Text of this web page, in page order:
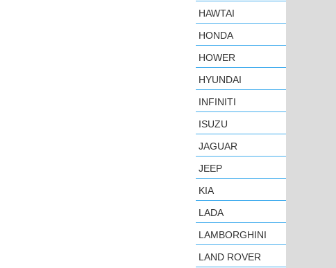
HAWTAI
HONDA
HOWER
HYUNDAI
INFINITI
ISUZU
JAGUAR
JEEP
KIA
LADA
LAMBORGHINI
LAND ROVER